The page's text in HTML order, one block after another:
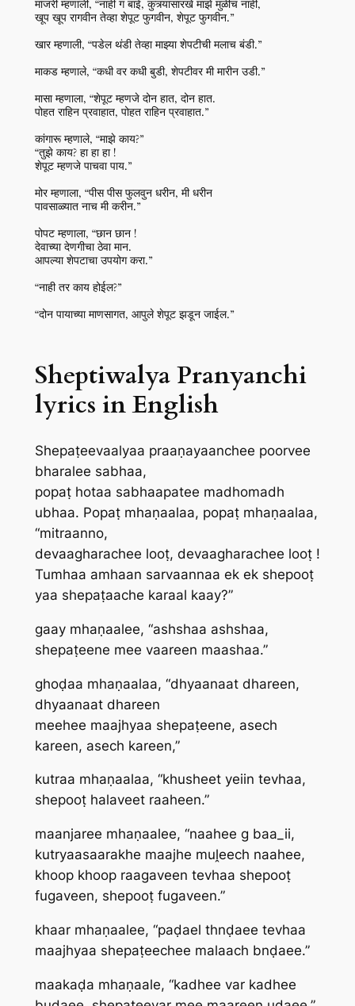
मांजरी म्हणाली, “नाही ग बाई, कुत्र्यासारखे माझे मुळीच नाही,
खूप खूप रागवीन तेव्हा शेपूट फुगवीन, शेपूट फुगवीन.”
खार म्हणाली, “पडेल थंडी तेव्हा माझ्या शेपटीची मलाच बंडी.”
माकड म्हणाले, “कधी वर कधी बुडी, शेपटीवर मी मारीन उडी.”
मासा म्हणाला, “शेपूट म्हणजे दोन हात, दोन हात.
पोहत राहिन प्रवाहात, पोहत राहिन प्रवाहात.”
कांगारू म्हणाले, “माझे काय?”
“तुझे काय? हा हा हा !
शेपूट म्हणजे पाचवा पाय.”
मोर म्हणाला, “पीस पीस फुलवुन धरीन, मी धरीन
पावसाळ्यात नाच मी करीन.”
पोपट म्हणाला, “छान छान !
देवाच्या देणगीचा ठेवा मान.
आपल्या शेपटाचा उपयोग करा.”
“नाही तर काय होईल?”
“दोन पायाच्या माणसागत, आपुले शेपूट झडून जाईल.”
Sheptiwalya Pranyanchi
lyrics in English
Shepaṭeevaalyaa praaṇayaanchee poorvee
bharalee sabhaa,
popaṭ hotaa sabhaapatee madhomadh
ubhaa. Popaṭ mhaṇaalaa, popaṭ mhaṇaalaa,
“mitraanno,
devaagharachee looṭ, devaagharachee looṭ !
Tumhaa amhaan sarvaannaa ek ek shepooṭ
yaa shepaṭaache karaal kaay?”
gaay mhaṇaalee, “ashshaa ashshaa,
shepaṭeene mee vaareen maashaa.”
ghoḍaa mhaṇaalaa, “dhyaanaat dhareen,
dhyaanaat dhareen
meehee maajhyaa shepaṭeene, asech
kareen, asech kareen,”
kutraa mhaṇaalaa, “khusheet yeiin tevhaa,
shepooṭ halaveet raaheen.”
maanjaree mhaṇaalee, “naahee g baa_ii,
kutryaasaarakhe maajhe muḽeech naahee,
khoop khoop raagaveen tevhaa shepooṭ
fugaveen, shepooṭ fugaveen.”
khaar mhaṇaalee, “paḍael thnḍaee tevhaa
maajhyaa shepaṭeechee malaach bnḍaee.”
maakaḍa mhaṇaale, “kadhee var kadhee